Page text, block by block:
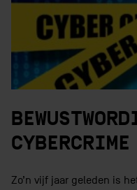
CYBERCRIME
Zo’n vijf jaar geleden is